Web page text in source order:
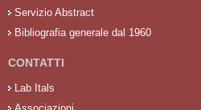
Servizio Abstract
Bibliografia generale dal 1960
CONTATTI
Lab Itals